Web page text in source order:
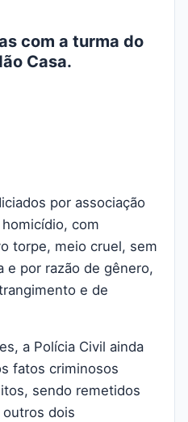
com a turma do
Casa.
por associação
com
torpe, meio cruel, sem
e por razão de gênero,
e de
a Polícia Civil ainda
fatos criminosos
sendo remetidos
outros dois